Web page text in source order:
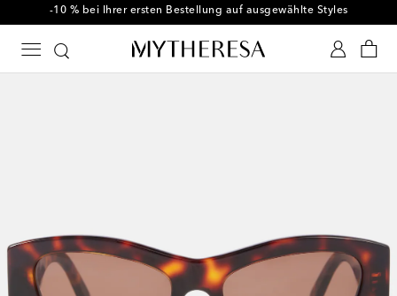
-10 % bei Ihrer ersten Bestellung auf ausgewählte Styles